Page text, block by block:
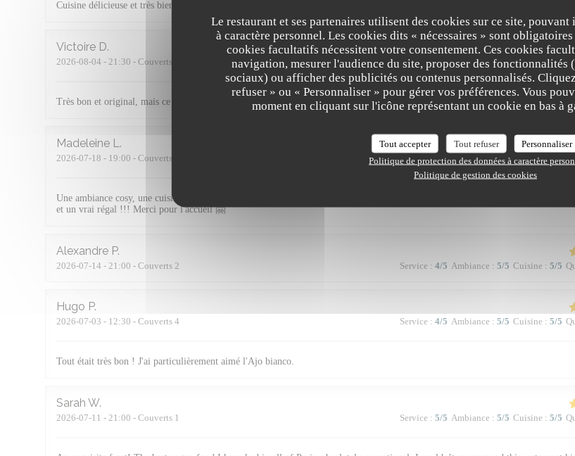
Le restaurant et ses partenaires utilisent des cookies sur ce site,
à caractère personnel. Les cookies dits « nécessaires » sont
cookies facultatifs nécessitent votre consentement. Ces cookies
navigation, mesurer l'audience du site, proposer des fonctionnalités
sociaux) ou afficher des publicités ou contenus personnalisés.
refuser » ou « Personnaliser » pour gérer vos préférences. Vous
moment en cliquant sur l'icône représentant un cookie en bas à
Tout accepter Tout refuser
Personnaliser
Politique de protection des données à caractère
Politique de gestion des cookies
Cuisine délicieuse et très bien préparée !
Victoire D
2026-08-04 - 21:30 - Couverts 2 Service: 5/5 Ambiance : 5/5 Cuisine: 5/5
Très bon et original, mais ce n’est pas pas assez copieux
Madeleine L
2026-07-18 - 19:00 - Couverts 2 Service: 5/5 Ambiance: 5/5 Cuisine: 5/5
Une ambiance cosy, une cuisine délicieuse, nourrissante, travaillée et équilibrée, des serveur•euses agréables- nous reviendrons,
et un vrai régal !!! Merci pour l'accueil 🤗
Alexandre P
2026-07-14 - 21:00 - Couverts 2 Service : 4/5 Ambiance : 5/5 Cuisine : 5/5
Hugo P
2026-07-03 - 12:30 - Couverts 4 Service : 4/5 Ambiance : 5/5 Cuisine : 5/5
Tout était très bon ! J'ai particulièrement aimé l'Ajo bianco.
Sarah W
2026-07-11 - 21:00 - Couverts 1 Service : 5/5 Ambiance : 5/5 Cuisine : 5/5
The Friendly Kitchen